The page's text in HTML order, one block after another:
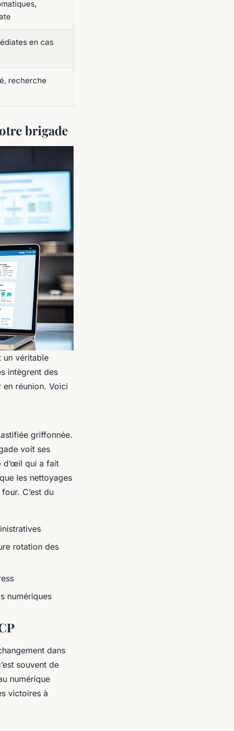
en cas
recherche
brigade
un véritable
intègrent des
réunion. Voici
griffonnée.
voit ses
d’œil qui a fait
les nettoyages
C’est du
rotation des
numériques
dans
souvent de
numérique
victoires à